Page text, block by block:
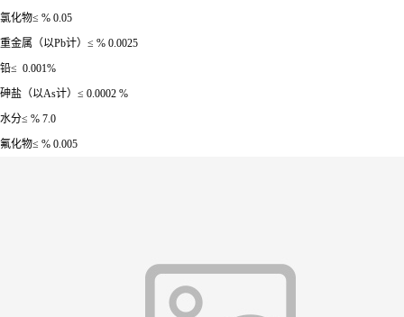
氯化物≤ % 0.05
重金属（以Pb计）≤ % 0.0025
铅≤ 0.001%
砷盐（以As计）≤ 0.0002 %
水分≤ % 7.0
氟化物≤ % 0.005